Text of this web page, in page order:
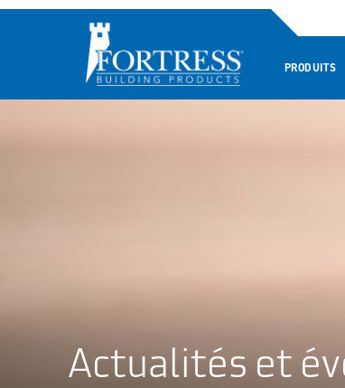
PRODUITS
Actualités et